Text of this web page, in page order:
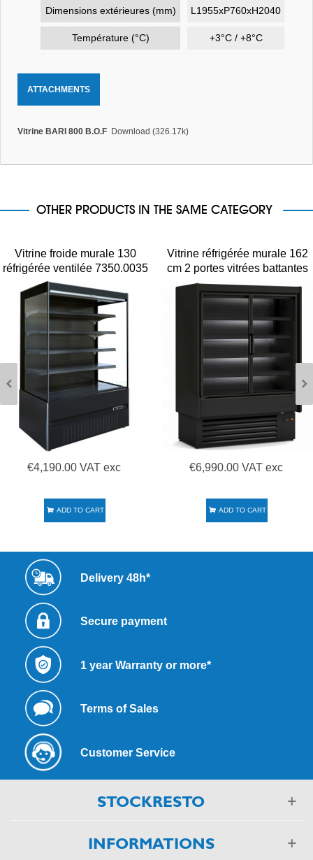
Dimensions extérieures (mm) L1955xP760xH2040
Température (°C) +3°C / +8°C
ATTACHMENTS
Vitrine BARI 800 B.O.F Download (326.17k)
OTHER PRODUCTS IN THE SAME CATEGORY
Vitrine froide murale 130
réfrigérée ventilée 7350.0035
Combisteel
€4,190.00 VAT exc
ADD TO CART
Vitrine réfrigérée murale 162
cm 2 portes vitrées battantes
DG0-15-M1-LC CEDAR
€6,990.00 VAT exc
ADD TO CART
Delivery 48h*
Secure payment
1 year Warranty or more*
Terms of Sales
Customer Service
STOCKRESTO
INFORMATIONS